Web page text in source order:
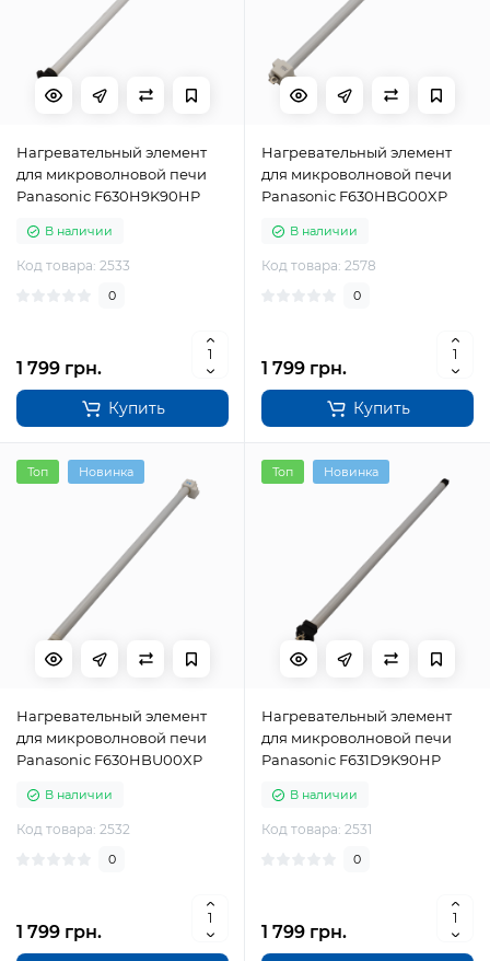
Нагревательный элемент
для микроволновой печи
Panasonic F630H9K90HP
В наличии
Код товара: 2533
0
1 799 грн.
Купить
Нагревательный элемент
для микроволновой печи
Panasonic F630HBG00XP
В наличии
Код товара: 2578
0
1 799 грн.
Купить
Топ Новинка
Нагревательный элемент
для микроволновой печи
Panasonic F630HBU00XP
В наличии
Код товара: 2532
0
1 799 грн.
Топ Новинка
Нагревательный элемент
для микроволновой печи
Panasonic F631D9K90HP
В наличии
Код товара: 2531
0
1 799 грн.